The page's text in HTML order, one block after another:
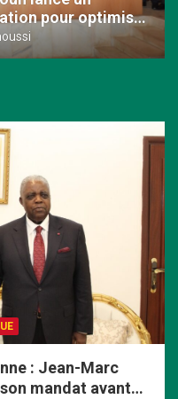
pour optimiser
: Jean-Marc
mandat avant